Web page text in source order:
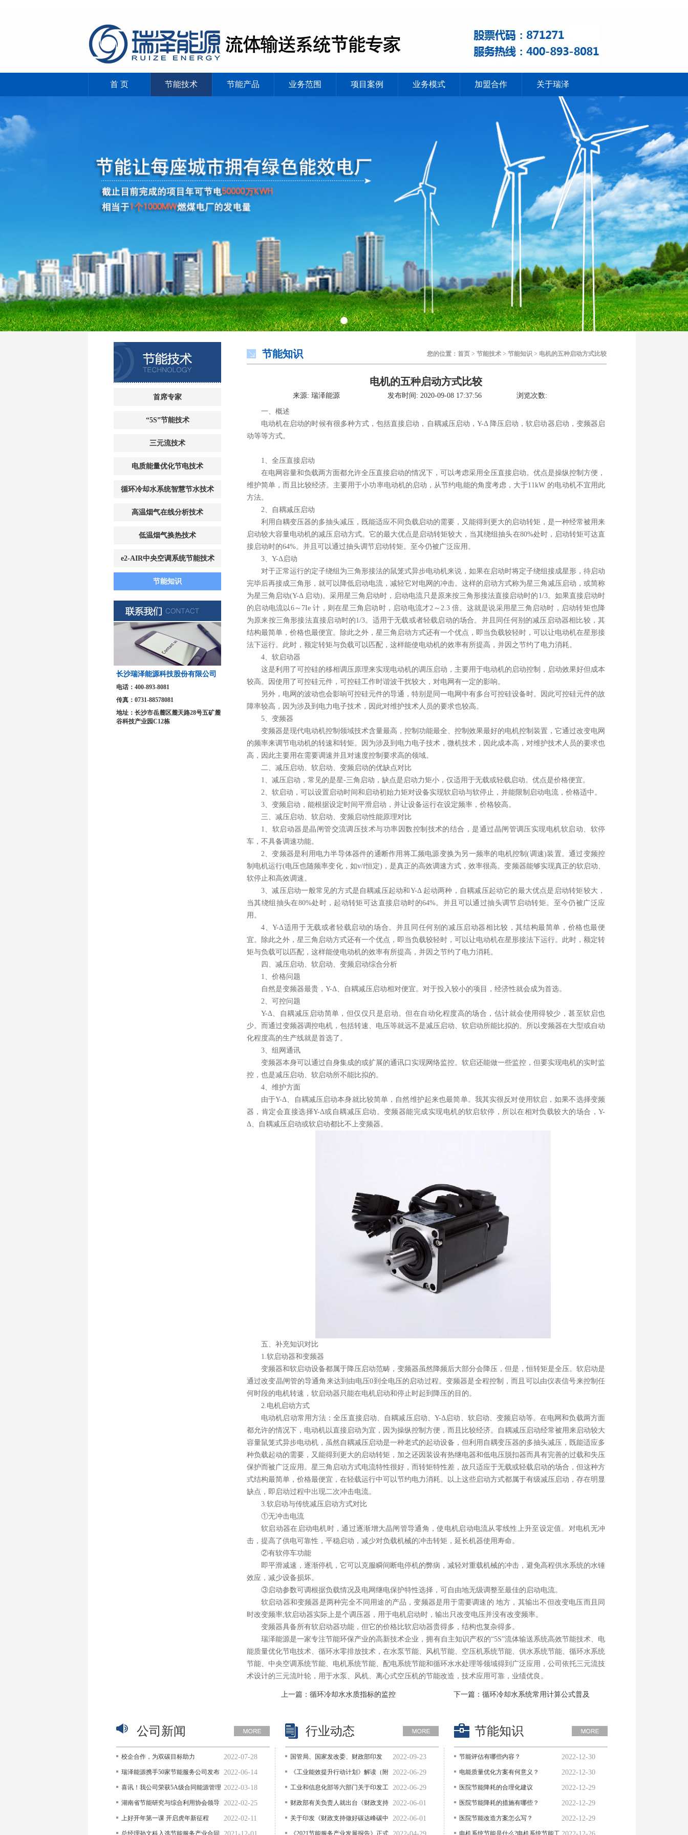
首 页 节能技术 节能产品 业务范围 项目案例 业务模式 加盟合作 关于瑞泽
首席专家
“5S”节能技术
三元流技术
电质能量优化节电技术
循环冷却水系统智慧节水技术
高温烟气在线分析技术
低温烟气换热技术
e2-AIR中央空调系统节能技术
节能知识
长沙瑞泽能源科技股份有限公司
电话： 400-893-8081
传真： 0731-88578081
地址： 长沙市岳麓区麓天路28号五矿麓
谷科技产业园C12栋
节能知识 您的位置： 首页 > 节能技术 > 节能知识 > 电机的五种启动方式比较
电机的五种启动方式比较
来源: 瑞泽能源 发布时间: 2020-09-08 17:37:56 浏览次数:
一、概述
电动机在启动的时候有很多种方式，包括直接启动，自耦减压启动，Y-Δ 降压启动，软启动器启动，变频器启
动等等方式。
1、全压直接启动
在电网容量和负载两方面都允许全压直接启动的情况下，可以考虑采用全压直接启动。优点是操纵控制方便，
维护简单，而且比较经济。主要用于小功率电动机的启动，从节约电能的角度考虑，大于11kW 的电动机不宜用此
方法。
2、自耦减压启动
利用自耦变压器的多抽头减压，既能适应不同负载启动的需要，又能得到更大的启动转矩，是一种经常被用来
启动较大容量电动机的减压启动方式。它的最大优点是启动转矩较大，当其绕组抽头在80%处时，启动转矩可达直
接启动时的64%。并且可以通过抽头调节启动转矩。至今仍被广泛应用。
3、Y-Δ启动
对于正常运行的定子绕组为三角形接法的鼠笼式异步电动机来说，如果在启动时将定子绕组接成星形，待启动
完毕后再接成三角形，就可以降低启动电流，减轻它对电网的冲击。这样的启动方式称为星三角减压启动，或简称
为星三角启动(Y-Δ 启动)。采用星三角启动时，启动电流只是原来按三角形接法直接启动时的1/3。如果直接启动时
的启动电流以6～7Ie 计，则在星三角启动时，启动电流才2～2.3 倍。这就是说采用星三角启动时，启动转矩也降
为原来按三角形接法直接启动时的1/3。适用于无载或者轻载启动的场合。并且同任何别的减压启动器相比较，其
结构最简单，价格也最便宜。除此之外，星三角启动方式还有一个优点，即当负载较轻时，可以让电动机在星形接
法下运行。此时，额定转矩与负载可以匹配，这样能使电动机的效率有所提高，并因之节约了电力消耗。
4、软启动器
这是利用了可控硅的移相调压原理来实现电动机的调压启动，主要用于电动机的启动控制，启动效果好但成本
较高。因使用了可控硅元件，可控硅工作时谐波干扰较大，对电网有一定的影响。
另外，电网的波动也会影响可控硅元件的导通，特别是同一电网中有多台可控硅设备时。因此可控硅元件的故
障率较高，因为涉及到电力电子技术，因此对维护技术人员的要求也较高。
5、变频器
变频器是现代电动机控制领域技术含量最高，控制功能最全、控制效果最好的电机控制装置，它通过改变电网
的频率来调节电动机的转速和转矩。因为涉及到电力电子技术，微机技术，因此成本高，对维护技术人员的要求也
高，因此主要用在需要调速并且对速度控制要求高的领域。
二、减压启动、软启动、变频启动的优缺点对比
1、减压启动，常见的是星-三角启动，缺点是启动力矩小，仅适用于无载或轻载启动。优点是价格便宜。
2、软启动，可以设置启动时间和启动初始力矩对设备实现软启动与软停止，并能限制启动电流，价格适中。
3、变频启动，能根据设定时间平滑启动，并让设备运行在设定频率，价格较高。
三、减压启动、软启动、变频启动性能原理对比
1、软启动器是晶闸管交流调压技术与功率因数控制技术的结合，是通过晶闸管调压实现电机软启动、软停
车，不具备调速功能。
2、变频器是利用电力半导体器件的通断作用将工频电源变换为另一频率的电机控制(调速)装置。通过变频控
制电机运行(电压也随频率变化，如v/f恒定)，是真正的高效调速方式，效率很高。变频器能够实现真正的软启动、
软停止和高效调速。
3、减压启动一般常见的方式是自耦减压起动和Y-Δ 起动两种，自耦减压起动它的最大优点是启动转矩较大，
当其绕组抽头在80%处时，起动转矩可达直接启动时的64%。并且可以通过抽头调节启动转矩。至今仍被广泛应
用。
4、Y-Δ适用于无载或者轻载启动的场合。并且同任何别的减压启动器相比较，其结构最简单，价格也最便
宜。除此之外，星三角启动方式还有一个优点，即当负载较轻时，可以让电动机在星形接法下运行。此时，额定转
矩与负载可以匹配，这样能使电动机的效率有所提高，并因之节约了电力消耗。
四、减压启动、软启动、变频启动综合分析
1、价格问题
自然是变频器最贵，Y-Δ、自耦减压启动相对便宜。对于投入较小的项目，经济性就会成为首选。
2、可控问题
Y-Δ、自耦减压启动简单，但仅仅只是启动。但在自动化程度高的场合，估计就会使用得较少，甚至软启也
少。而通过变频器调控电机，包括转速、电压等就远不是减压启动、软启动所能比拟的。所以变频器在大型或自动
化程度高的生产线就是首选了。
3、组网通讯
变频器本身可以通过自身集成的或扩展的通讯口实现网络监控。软启还能做一些监控，但要实现电机的实时监
控，也是减压启动、软启动所不能比拟的。
4、维护方面
由于Y-Δ、自耦减压启动本身就比较简单，自然维护起来也最简单。我其实很反对使用软启，如果不选择变频
器，肯定会直接选择Y-Δ或自耦减压启动。变频器能完成实现电机的软启软停，所以在相对负载较大的场合，Y-
Δ、自耦减压启动或软启动都比不上变频器。
五、补充知识对比
1.软启动器和变频器
变频器和软启动设备都属于降压启动范畴，变频器虽然降频后大部分会降压，但是，恒转矩是全压。软启动是
通过改变晶闸管的导通角来达到由电压0到全电压的启动过程。变频器是全程控制，而且可以由仪表信号来控制任
何时段的电机转速，软启动器只能在电机启动和停止时起到降压的目的。
2.电机启动方式
电动机启动常用方法：全压直接启动、自耦减压启动、Y-Δ启动、软启动、变频启动等。在电网和负载两方面
都允许的情况下，电动机以直接启动为宜，因为操纵控制方便，而且比较经济。自耦减压启动经常被用来启动较大
容量鼠笼式异步电动机，虽然自耦减压启动是一种老式的起动设备，但利用自耦变压器的多抽头减压，既能适应多
种负载起动的需要，又能得到更大的启动转矩，加之还因装设有热继电器和低电压脱扣器而具有完善的过载和失压
保护而被广泛应用。星三角启动方式电流特性很好，而转矩特性差，故只适应于无载或轻载启动的场合，但这种方
式结构最简单，价格最便宜，在轻载运行中可以节约电力消耗。以上这些启动方式都属于有级减压启动，存在明显
缺点，即启动过程中出现二次冲击电流。
3.软启动与传统减压启动方式对比
①无冲击电流
软启动器在启动电机时，通过逐渐增大晶闸管导通角，使电机启动电流从零线性上升至设定值。对电机无冲
击，提高了供电可靠性，平稳启动，减少对负载机械的冲击转矩，延长机器使用寿命。
②有软停车功能
即平滑减速，逐渐停机，它可以克服瞬间断电停机的弊病，减轻对重载机械的冲击，避免高程供水系统的水锤
效应，减少设备损坏。
③启动参数可调根据负载情况及电网继电保护特性选择，可自由地无级调整至最佳的启动电流。
软启动器和变频器是两种完全不同用途的产品，变频器是用于需要调速的 地方，其输出不但改变电压而且同
时改变频率;软启动器实际上是个调压器，用于电机启动时，输出只改变电压并没有改变频率。
变频器具备所有软启动器功能，但它的价格比软启动器贵得多，结构也复杂得多。
瑞泽能源是一家专注节能环保产业的高新技术企业，拥有自主知识产权的“5S”流体输送系统高效节能技术、电
能质量优化节电技术、循环水零排放技术，在水泵节能、风机节能、空压机系统节能、供水系统节能、循环水系统
节能、中央空调系统节能、电机系统节能、配电系统节能和循环水水处理等领域得到广泛应用，公司依托三元流技
术设计的三元流叶轮，用于水泵、风机、离心式空压机的节能改造，技术应用可靠，业绩优良。
上一篇： 循环冷却水水质指标的监控 下一篇： 循环冷却水系统常用计算公式普及
公司新闻
校企合作，为双碳目标助力 2022-07-28
瑞泽能源携手50家节能服务公司发布
《持续深入开展公共建筑节能降碳行
动的倡议》
2022-06-14
喜讯！我公司荣获5A级合同能源管理
服务认证证书和5A级节能技术服务认
证证书
2022-03-18
湖南省节能研究与综合利用协会领导
莅临瑞泽能源考察指导
2022-02-25
上好开年第一课 开启虎年新征程 2022-02-11
总经理孙文科入选节能服务产业合同
行业动态
国管局、国家发改委、财政部印发
《关于鼓励和支持公共机构采用能源
费用托管服务的意见》
2022-09-23
《工业能效提升行动计划》解读（附
图解）
2022-06-29
工业和信息化部等六部门关于印发工
业能效提升行动计划的通知
2022-06-29
财政部有关负责人就出台《财政支持
做好碳达峰碳中和工作的意见》答记
者问
2022-06-01
关于印发《财政支持做好碳达峰碳中
和工作的意见》的通知
2022-06-01
《2021节能服务产业发展报告》正式
节能知识
节能评估有哪些内容？ 2022-12-30
电能质量优化方案有何意义？ 2022-12-30
医院节能降耗的合理化建议 2022-12-29
医院节能降耗的措施有哪些？ 2022-12-29
医院节能改造方案怎么写？ 2022-12-29
电机系统节能是什么?电机系统节能工